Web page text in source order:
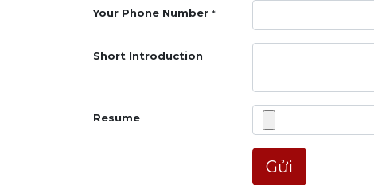
Your Phone Number *
Short Introduction
Resume
Gửi